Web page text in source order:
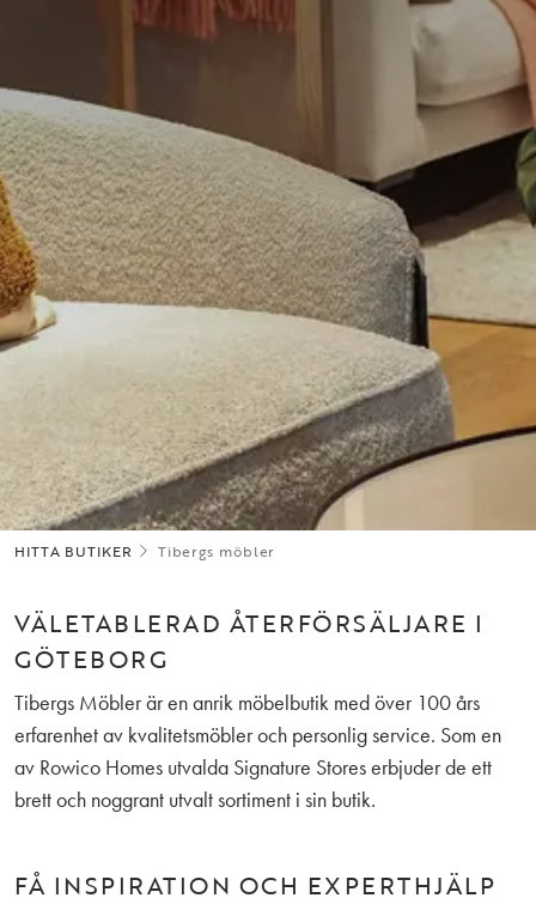
HITTA BUTIKER Tibergs möbler
VÄLETABLERAD ÅTERFÖRSÄLJARE I
GÖTEBORG
Tibergs Möbler är en anrik möbelbutik med över 100 års
erfarenhet av kvalitetsmöbler och personlig service. Som en
av Rowico Homes utvalda Signature Stores erbjuder de ett
brett och noggrant utvalt sortiment i sin butik.
FÅ INSPIRATION OCH EXPERTHJÄLP